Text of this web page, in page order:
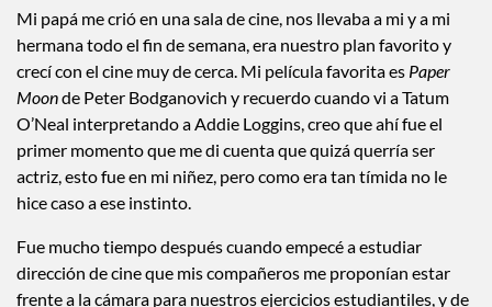
alguien en particular que te hizo decir
“esto es lo mío”?
Mi papá me crió en una sala de cine, nos llevaba a mi y a mi
hermana todo el fin de semana, era nuestro plan favorito y
crecí con el cine muy de cerca. Mi película favorita es Paper
Moonde Peter Bodganovich y recuerdo cuando vi a Tatum
O’Neal interpretando a Addie Loggins, creo que ahí fue el
primer momento que me di cuenta que quizá querría ser
actriz, esto fue en mi niñez, pero como era tan tímida no le
hice caso a ese instinto.